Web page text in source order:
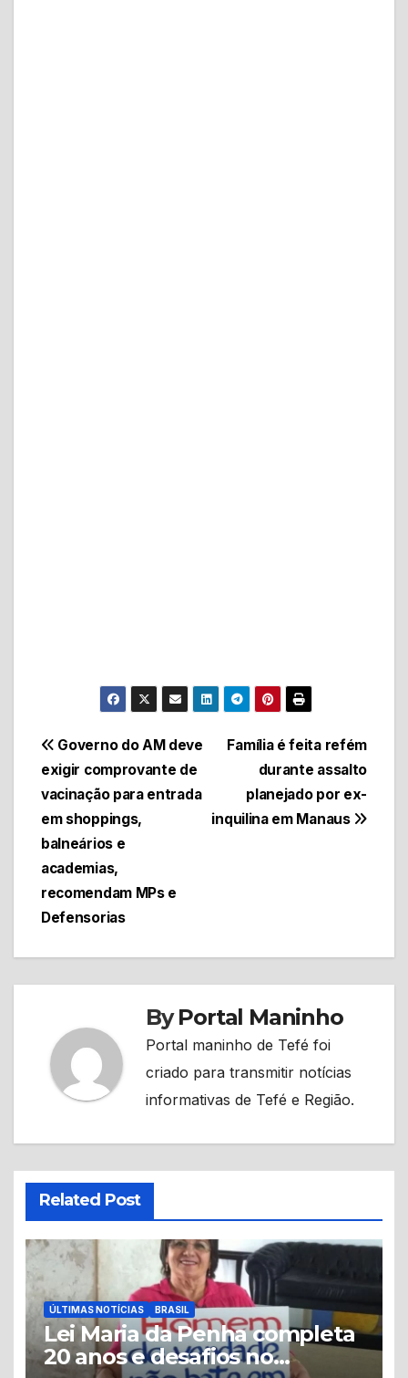
Navegação
de
Post
Família é feita refém
durante assalto
planejado por ex-
inquilina em Manaus
Governo do AM deve
exigir comprovante de
vacinação para entrada
em shoppings,
balneários e
academias,
recomendam MPs e
Defensorias
ByPortal Maninho
Portal maninho de Tefé foi
criado para transmitir notícias
informativas de Tefé e Região.
Related Post
ÚLTIMAS NOTÍCIAS BRASIL
Lei Maria da Penha completa
20 anos e desafios no